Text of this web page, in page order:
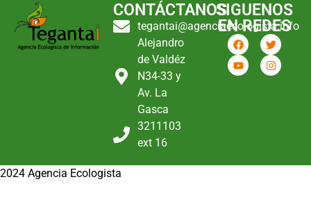
CONTÁCTANOS
tegantai@agenciaecologista.info
Alejandro
de Valdéz
N34-33 y
Av. La
Gasca
3211103
ext 16
SIGUENOS
EN REDES
2024 Agencia Ecologista